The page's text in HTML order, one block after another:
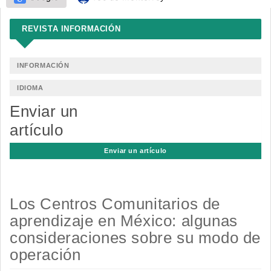
REVISTA INFORMACIÓN
INFORMACIÓN
IDIOMA
Enviar un
artículo
Enviar un artículo
Los Centros Comunitarios de
aprendizaje en México: algunas
consideraciones sobre su modo de
operación